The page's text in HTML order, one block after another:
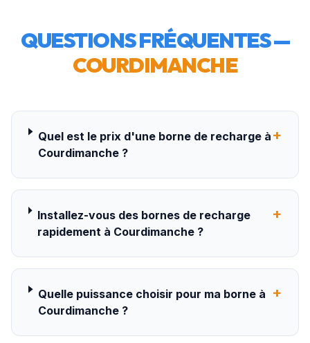
QUESTIONS FRÉQUENTES —
COURDIMANCHE
Quel est le prix d'une borne de recharge à
Courdimanche ?
+
Installez-vous des bornes de recharge
rapidement à Courdimanche ?
+
Quelle puissance choisir pour ma borne à
Courdimanche ?
+